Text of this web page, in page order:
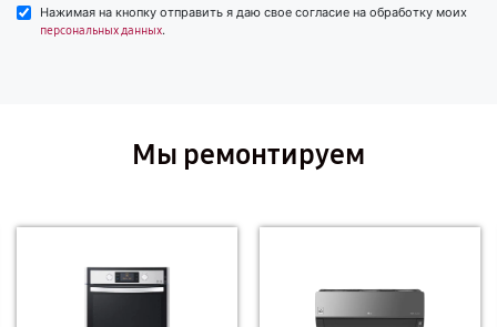
Нажимая на кнопку отправить я даю свое согласие на обработку моих
персональных данных.
Мы ремонтируем